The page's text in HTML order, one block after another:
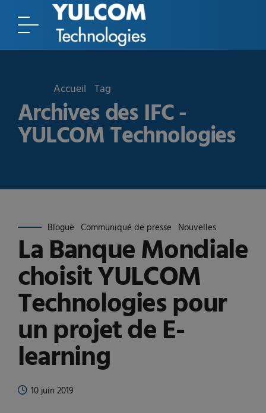
Accueil Tag
Archives des IFC -
YULCOM Technologies
Blogue Communiqué de presse Nouvelles
La Banque Mondiale
choisit YULCOM
Technologies pour
un projet de E-
learning
10 juin 2019